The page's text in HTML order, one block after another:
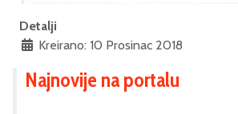
Detalji
Kreirano: 10 Prosinac 2018
Najnovije na portalu